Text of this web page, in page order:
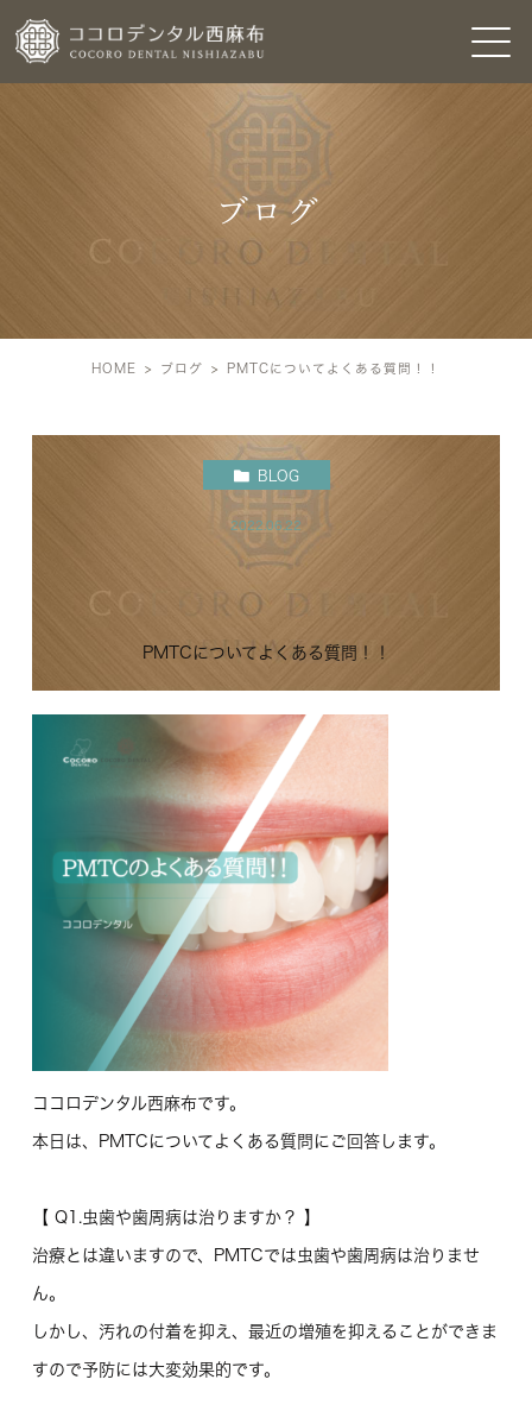
ブログ
HOME ブログ PMTCについてよくある質問！！
BLOG
2022.06.22
PMTCについてよくある質問！！
ココロデンタル西麻布です。
本日は、PMTCについてよくある質問にご回答します。
【 Q1.虫歯や歯周病は治りますか？ 】
治療とは違いますので、PMTCでは虫歯や歯周病は治りませ
ん。
しかし、汚れの付着を抑え、最近の増殖を抑えることができま
すので予防には大変効果的です。